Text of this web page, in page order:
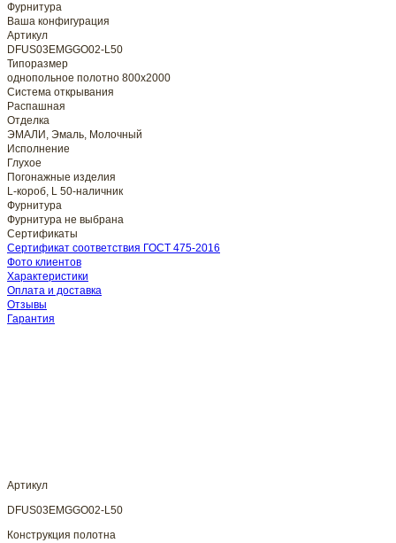
Фурнитура
Ваша конфигурация
Артикул
DFUS03EMGGO02-L50
Типоразмер
однопольное полотно 800x2000
Система открывания
Распашная
Отделка
ЭМАЛИ, Эмаль, Молочный
Исполнение
Глухое
Погонажные изделия
L-короб, L 50-наличник
Фурнитура
Фурнитура не выбрана
Сертификаты
Сертификат соответствия ГОСТ 475-2016
Фото клиентов
Характеристики
Оплата и доставка
Отзывы
Гарантия
Артикул
DFUS03EMGGO02-L50
Конструкция полотна